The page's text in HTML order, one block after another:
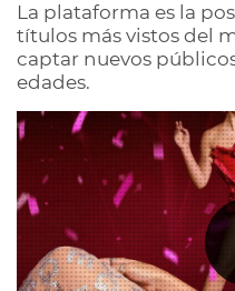
La plataforma es la
títulos más vistos del
captar nuevos
edades.